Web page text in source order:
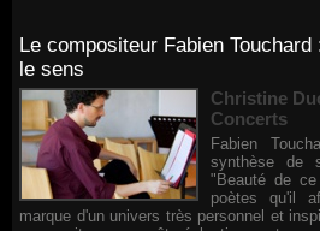
Le compositeur Fabien
le sens
Christine
Concerts
Fabien
synthèse de
"Beauté de
poètes qu'il
marque d'un univers très personnel et